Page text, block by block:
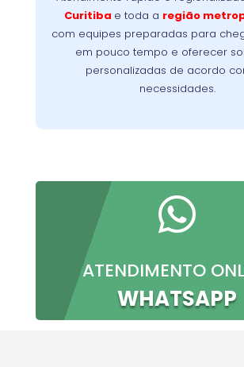
Curitiba e toda a região
com equipes preparadas para
em pouco tempo e oferecer
personalizadas de acordo
necessidades.
minimizando a interrupção da
Nossa
meta é oferecer conforto,
resultados imediatos, do primeiro
conclusão do serviço.

ATENDIMENTO
WHATSAPP